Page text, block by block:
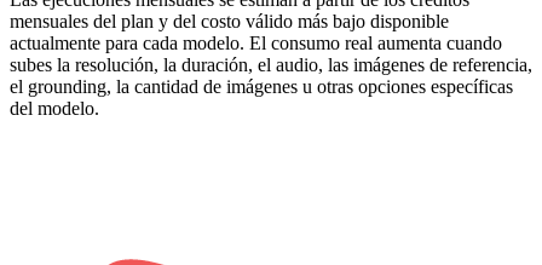
mensuales del plan y del costo válido más bajo disponible
actualmente para cada modelo. El consumo real aumenta cuando
subes la resolución, la duración, el audio, las imágenes de referencia,
el grounding, la cantidad de imágenes u otras opciones específicas
del modelo.